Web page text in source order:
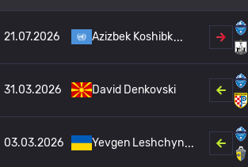
21.07.2026 Azizbek Koshibk
31.03.2026 David Denkovski
03.03.2026 Yevgen Leshchyn